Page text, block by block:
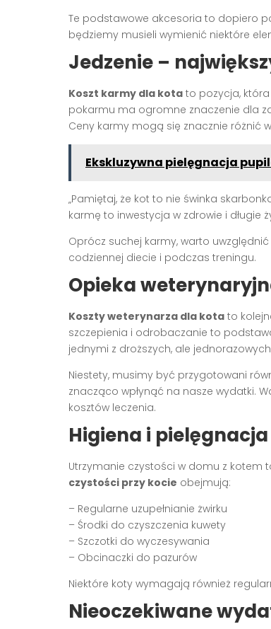
Te podstawowe akcesoria to dopiero
będziemy musieli wymienić niektóre
Jedzenie –
Koszt karmy dla kota to pozycja,
pokarmu ma ogromne znaczenie dla
Ceny karmy mogą się znacznie różnić
Ekskluzywna pielęgnacja
„Pamiętaj, że kot to nie świnka
karmę to inwestycja w zdrowie i długie
Oprócz suchej karmy, warto
codziennej diecie i podczas treningu.
Opieka
Koszty weterynarza dla kota to
szczepienia i odrobaczanie to
jednymi z droższych, ale
Niestety, musimy być przygotowani
znacząco wpłynąć na nasze wydatki.
kosztów leczenia.
Higiena i
Utrzymanie czystości w domu z kotem
czystości przy kocie obejmują:
– Regularne uzupełnianie żwirku
– Środki do czyszczenia kuwety
– Szczotki do wyczesywania
– Obcinaczki do pazurów
Niektóre koty wymagają również
Nieoczekiwane